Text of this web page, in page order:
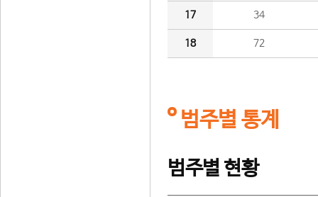
17 34
18 72
범주별 통계
범주별 현황